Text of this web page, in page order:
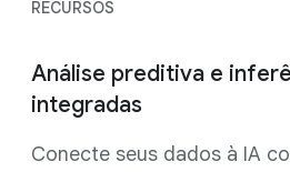
RECURSOS
Análise preditiva e
integradas
Conecte seus dados à IA